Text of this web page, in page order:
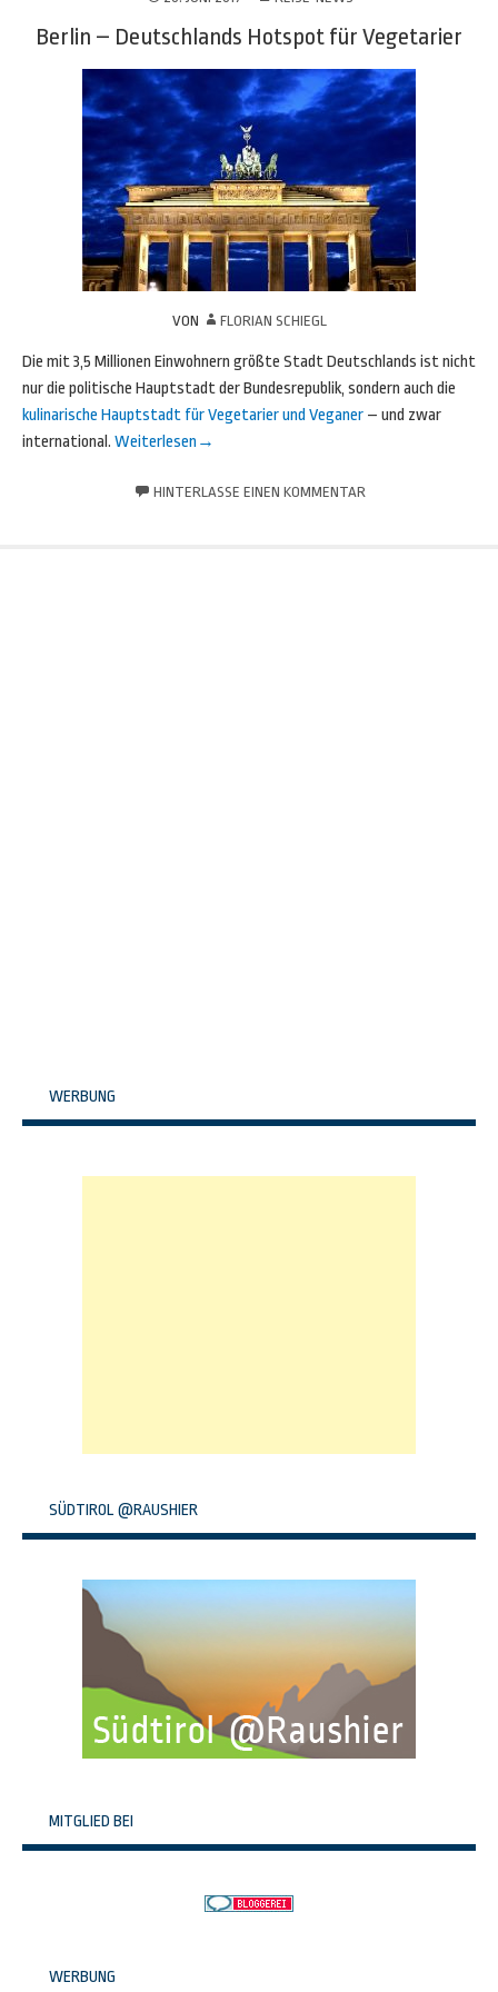
Berlin – Deutschlands Hotspot für Vegetarier
VON FLORIAN SCHIEGL
Die mit 3,5 Millionen Einwohnern größte Stadt Deutschlands ist nicht
nur die politische Hauptstadt der Bundesrepublik, sondern auch die
kulinarische Hauptstadt für Vegetarier und Veganer – und zwar
international. Weiterlesen →
HINTERLASSE EINEN KOMMENTAR
WERBUNG
SÜDTIROL @RAUSHIER
MITGLIED BEI
WERBUNG